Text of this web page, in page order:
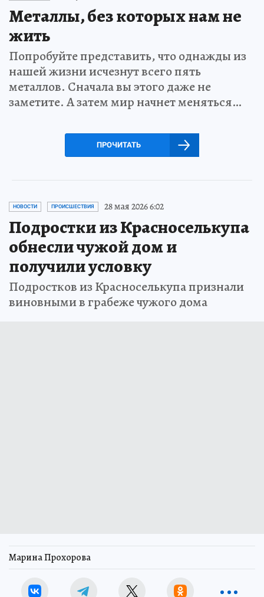
Металлы, без которых нам не
жить
Попробуйте представить, что однажды из
нашей жизни исчезнут всего пять
металлов. Сначала вы этого даже не
заметите. А затем мир начнет меняться…
ПРОЧИТАТЬ
НОВОСТИ ПРОИСШЕСТВИЯ 28 мая 2026 6:02
Подростки из Красноселькупа
обнесли чужой дом и
получили условку
Подростков из Красноселькупа признали
виновными в грабеже чужого дома
Марина Прохорова